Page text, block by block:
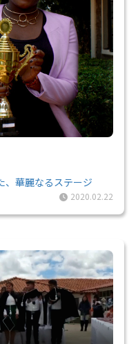
、華麗なるステージ
2020.02.22